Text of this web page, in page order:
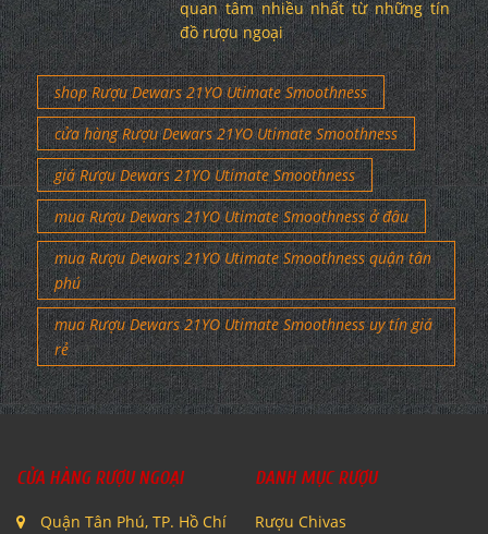
quan tâm nhiều nhất từ những tín
đồ rượu ngoại
shop Rượu Dewars 21YO Utimate Smoothness
cửa hàng Rượu Dewars 21YO Utimate Smoothness
giá Rượu Dewars 21YO Utimate Smoothness
mua Rượu Dewars 21YO Utimate Smoothness ở đâu
mua Rượu Dewars 21YO Utimate Smoothness quận tân
phú
mua Rượu Dewars 21YO Utimate Smoothness uy tín giá
rẻ
CỬA HÀNG RƯỢU NGOẠI
Quận Tân Phú, TP. Hồ Chí
DANH MỤC RƯỢU
Rượu Chivas